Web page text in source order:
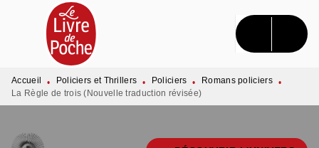
MENU RECHERCHE CONTENU
PIED DE PAGE
Accueil • Policiers et Thrillers • Policiers • Romans policiers •
La Règle de trois (Nouvelle traduction révisée)